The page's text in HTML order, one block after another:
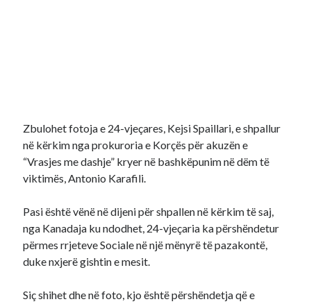
Zbulohet fotoja e 24-vjeçares, Kejsi Spaillari, e shpallur
në kërkim nga prokuroria e Korçës për akuzën e
“Vrasjes me dashje” kryer në bashkëpunim në dëm të
viktimës, Antonio Karafili.
Pasi është vënë në dijeni për shpallen në kërkim të saj,
nga Kanadaja ku ndodhet, 24-vjeçaria ka përshëndetur
përmes rrjeteve Sociale në një mënyrë të pazakontë,
duke nxjerë gishtin e mesit.
Siç shihet dhe në foto, kjo është përshëndetja që e